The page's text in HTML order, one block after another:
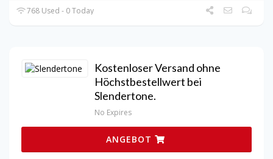
768 Used - 0 Today
Kostenloser Versand ohne
Höchstbestellwert bei
Slendertone.
No Expires
ANGEBOT